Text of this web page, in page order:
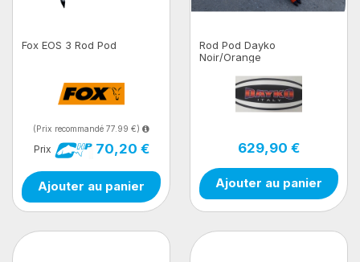
Fox EOS 3 Rod Pod
(Prix recommandé 77.99 €)
Prix 70,20 €
Ajouter au panier
Rod Pod Dayko
Noir/Orange
629,90 €
Ajouter au panier